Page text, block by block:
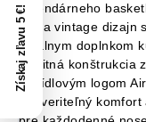
legendárneho
spája vintage dizajn
ideálnym doplnkom
kvalitná konštrukcia
s krídlovým logom
neuveriteľný
Získaj zľavu 5 €!